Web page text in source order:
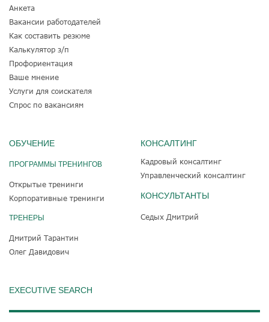
Анкета
Вакансии работодателей
Как составить резюме
Калькулятор з/п
Профориентация
Ваше мнение
Услуги для соискателя
Спрос по вакансиям
ОБУЧЕНИЕ
ПРОГРАММЫ ТРЕНИНГОВ
Открытые тренинги
Корпоративные тренинги
ТРЕНЕРЫ
Дмитрий Тарантин
Олег Давидович
КОНСАЛТИНГ
Кадровый консалтинг
Управленческий консалтинг
КОНСУЛЬТАНТЫ
Седых Дмитрий
EXECUTIVE SEARCH